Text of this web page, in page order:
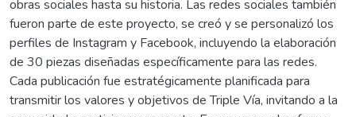
obras sociales hasta su historia. Las redes sociales también
fueron parte de este proyecto, se creó y se personalizó los
perfiles de Instagram y Facebook, incluyendo la elaboración
de 30 piezas diseñadas específicamente para las redes.
Cada publicación fue estratégicamente planificada para
transmitir los valores y objetivos de Triple Vía, invitando a la